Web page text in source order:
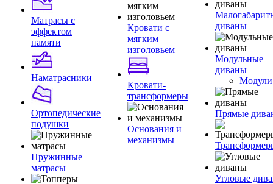
Матрасы с
эффектом
памяти
Наматрасники
Ортопедические
подушки
Пружинные
матрасы
Кровати с
мягким
изголовьем
Кровати-
трансформеры
Основания и
механизмы
диваны
Модульные
диваны
Модули
Прямые
Угловые